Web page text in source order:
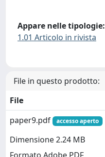
Appare nelle tipologie:
1.01 Articolo in rivista
File in questo prodotto:
File
paper9.pdf
accesso aperto
Dimensione 2.24 MB